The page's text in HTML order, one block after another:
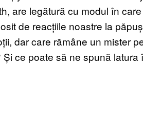
are legătură cu modul în
de reacțiile noastre la
dar care rămâne un mister
Și ce poate să ne spună